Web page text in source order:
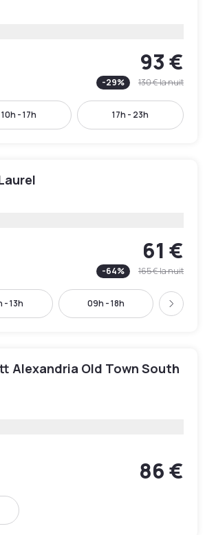
93 €
-29% 130 €la nuit
10h - 17h 17h - 23h
61 €
-64% 165 €la nuit
- 13h 09h - 18h Suivant
Alexandria Old Town South
86 €